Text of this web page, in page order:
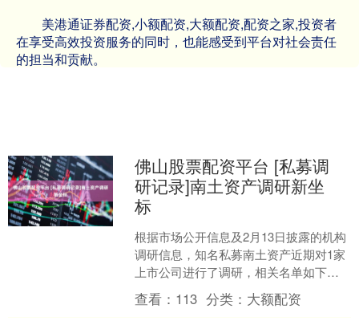
美港通证券配资,小额配资,大额配资,配资之家,投资者
在享受高效投资服务的同时，也能感受到平台对社会责任
的担当和贡献。
佛山股票配资平台 [私募调
研记录]南土资产调研新坐
标
根据市场公开信息及2月13日披露的机构
调研信息，知名私募南土资产近期对1家
上市公司进行了调研，相关名单如下：
1）新坐标（南土资产参与公司特定对象
调研） 调研纪....
查看： 113 分类： 大额配资